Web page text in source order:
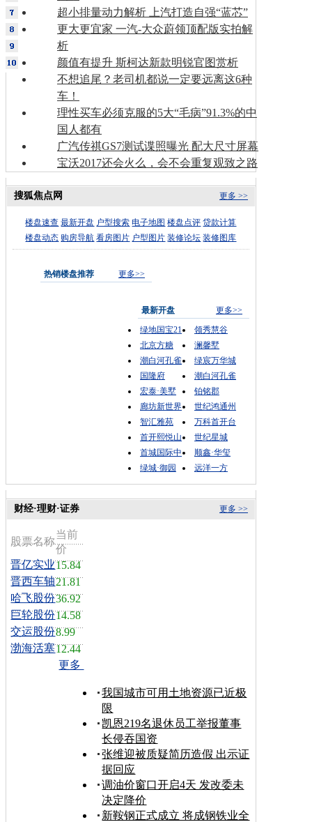
超小排量动力解析 上汽打造自强“蓝芯”
更大更宜家 一汽-大众蔚领顶配版实拍解
析
颜值有提升 斯柯达新款明锐官图赏析
不想追尾？老司机都说一定要远离这6种
车！
理性买车必须克服的5大“毛病”91.3%的中
国人都有
广汽传祺GS7测试谍照曝光 配大尺寸屏幕
宝沃2017还会火么，会不会重复观致之路
更多 >>
搜狐焦点网
楼盘速查 最新开盘 户型搜索 电子地图 楼盘点评 贷款计算
楼盘动态 购房导航 看房图片 户型图片 装修论坛 装修图库
热销楼盘推荐 更多>>
最新开盘
更多>>
绿地国宝21
领秀慧谷
北京方糖
澜馨墅
潮白河孔雀
绿宸万华城
国隆府
潮白河孔雀
宏泰·美墅
铂铭郡
廊坊新世界
世纪鸿通州
智汇雅苑
万科首开台
首开熙悦山
世纪星城
首城国际中
顺鑫·华玺
绿城·御园
远洋一方
更多 >>
财经·理财·证券
股票名称
当前
价
晋亿实业15.84
晋西车轴21.81
哈飞股份36.92
巨轮股份14.58
交运股份8.99
渤海活塞12.44
更多
我国城市可用土地资源已近极
限
凯恩219名退休员工举报董事
长侵吞国资
张维迎被质疑简历造假 出示证
据回应
调油价窗口开启4天 发改委未
决定降价
新鞍钢正式成立 将成钢铁业全